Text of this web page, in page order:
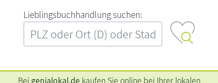
L‍i‍e‍b‍l‍i‍n‍g‍s‍b‍u‍c‍h‍h‍a‍n‍d‍l‍u‍n‍g‍ ‍s‍u‍c‍h‍e‍n‍:‍
Bei genialokal.de kaufen Sie online bei Ihrer lokalen